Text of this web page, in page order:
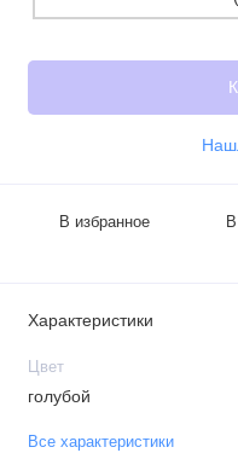
В избранное
Характеристики
Цвет
голубой
Все характеристики